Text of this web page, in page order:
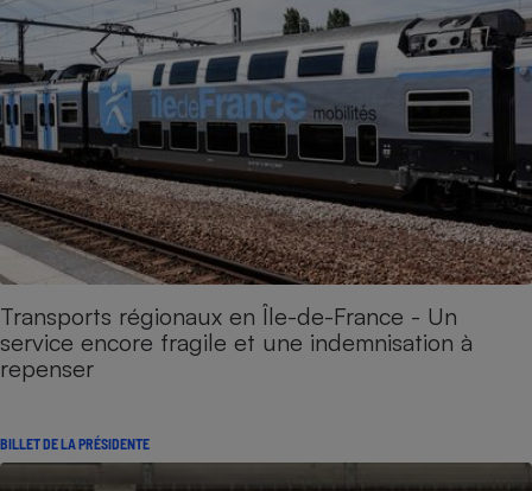
Transports régionaux en Île-de-France - Un
service encore fragile et une indemnisation à
repenser
BILLET DE LA PRÉSIDENTE